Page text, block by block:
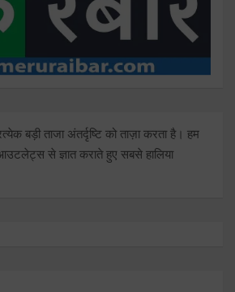
बड़ी ताजा अंतर्दृष्टि को ताज़ा करता है। हम
से ज्ञात कराते हुए सबसे हालिया